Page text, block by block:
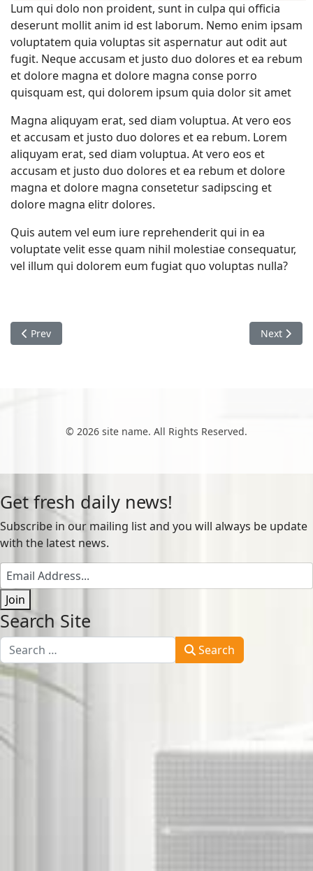
Lum qui dolo non proident, sunt in culpa qui officia
deserunt mollit anim id est laborum. Nemo enim ipsam
voluptatem quia voluptas sit aspernatur aut odit aut
fugit. Neque accusam et justo duo dolores et ea rebum
et dolore magna et dolore magna conse porro
quisquam est, qui dolorem ipsum quia dolor sit amet
Magna aliquyam erat, sed diam voluptua. At vero eos
et accusam et justo duo dolores et ea rebum. Lorem
aliquyam erat, sed diam voluptua. At vero eos et
accusam et justo duo dolores et ea rebum et dolore
magna et dolore magna consetetur sadipscing et
dolore magna elitr dolores.
Quis autem vel eum iure reprehenderit qui in ea
voluptate velit esse quam nihil molestiae consequatur,
vel illum qui dolorem eum fugiat quo voluptas nulla?
Previous article: Horto mere magni
Prev Next
Next
© 2026 site name. All Rights Reserved.
Get fresh daily news!
Subscribe in our mailing list and you will always be update
with the latest news.
Join
Search Site
Search Search